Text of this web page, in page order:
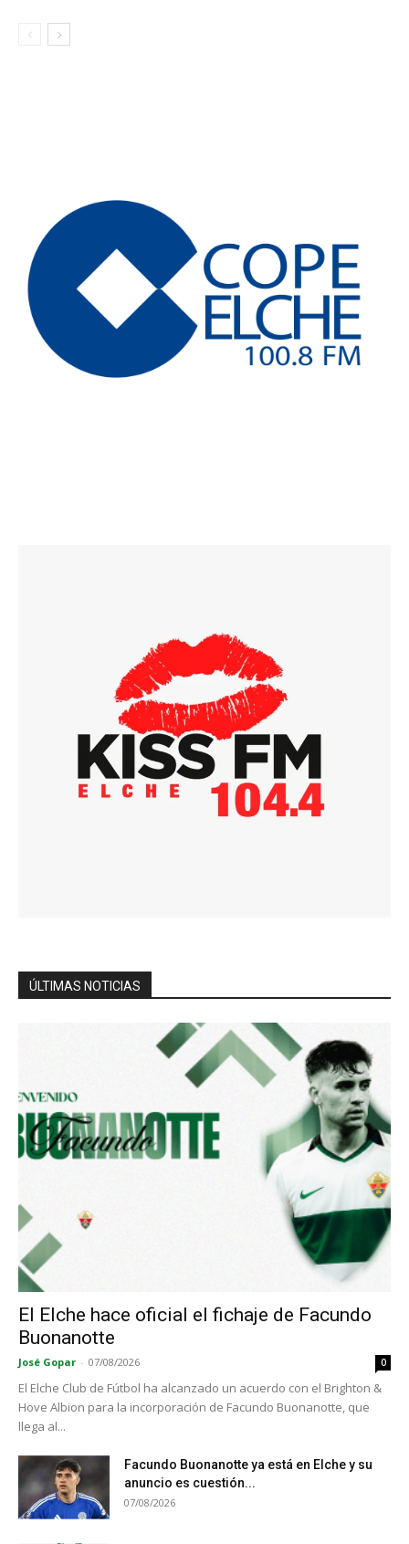
ÚLTIMAS NOTICIAS
El Elche hace oficial el fichaje de Facundo
Buonanotte
José Gopar - 07/08/2026 0
El Elche Club de Fútbol ha alcanzado un acuerdo con el Brighton &
Hove Albion para la incorporación de Facundo Buonanotte, que
llega al...
Facundo Buonanotte ya está en Elche y su
anuncio es cuestión...
07/08/2026